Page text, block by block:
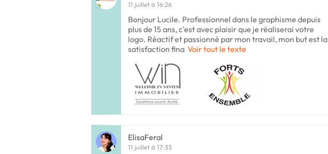
11 juillet à 16:26
Bonjour Lucile. Professionnel dans le graphisme depuis
plus de 15 ans, c'est avec plaisir que je réaliserai votre
logo. Réactif et passionné par mon travail, mon but est la
satisfaction fina Voir tout le texte
ElisaFeral
11 juillet à 17:33